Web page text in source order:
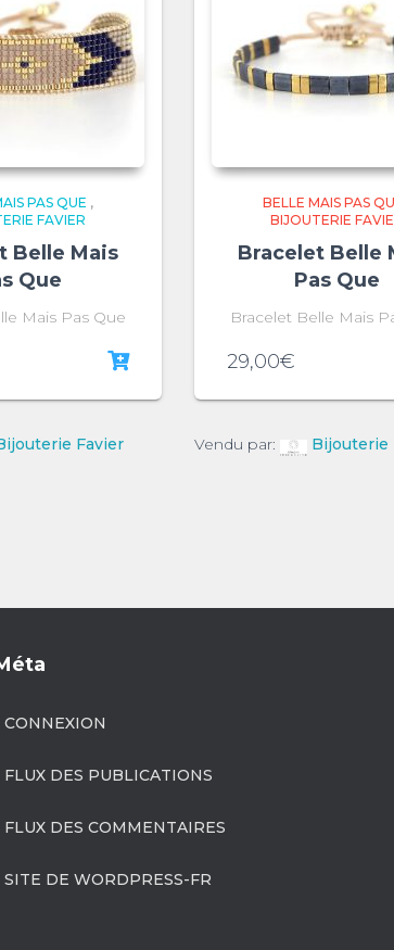
PAS QUE ,
FAVIER
Belle Mais
Que
Mais Pas Que
Favier
BELLE MAIS PAS
BIJOUTERIE
Bracelet Belle
Pas Que
Bracelet Belle Mais
29,00€
Vendu par: Bijouterie
CONNEXION
FLUX DES PUBLICATIONS
FLUX DES COMMENTAIRES
SITE DE WORDPRESS-FR